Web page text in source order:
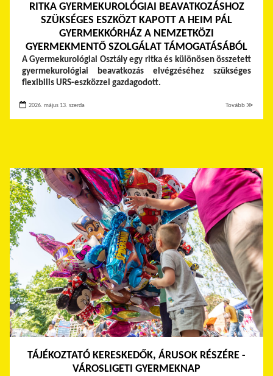
RITKA GYERMEKUROLÓGIAI BEAVATKOZÁSHOZ
SZÜKSÉGES ESZKÖZT KAPOTT A HEIM PÁL
GYERMEKKÓRHÁZ A NEMZETKÖZI
GYERMEKMENTŐ SZOLGÁLAT TÁMOGATÁSÁBÓL
A Gyermekurológiai Osztály egy ritka és különösen összetett
gyermekurológiai beavatkozás elvégzéséhez szükséges
flexibilis URS-eszközzel gazdagodott.
2026. május 13. szerda Tovább ≫
TÁJÉKOZTATÓ KERESKEDŐK, ÁRUSOK RÉSZÉRE -
VÁROSLIGETI GYERMEKNAP